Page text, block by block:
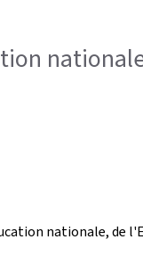
nationale, de